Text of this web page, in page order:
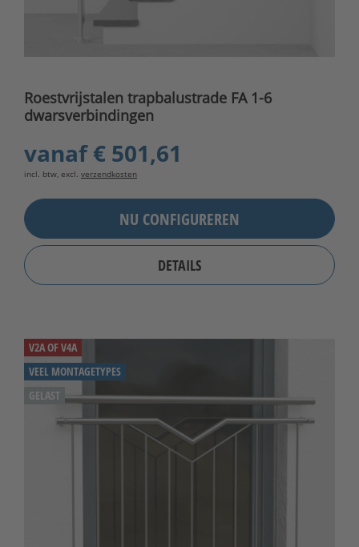
Roestvrijstalen trapbalustrade FA 1-6
dwarsverbindingen
vanaf€ 501,61
incl. btw, excl. verzendkosten
NU CONFIGUREREN
DETAILS
V2A OF V4A
VEEL MONTAGETYPES
GELAST